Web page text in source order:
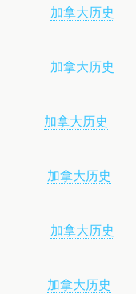
加拿大历史
加拿大历史
加拿大历史
加拿大历史
加拿大历史
加拿大历史